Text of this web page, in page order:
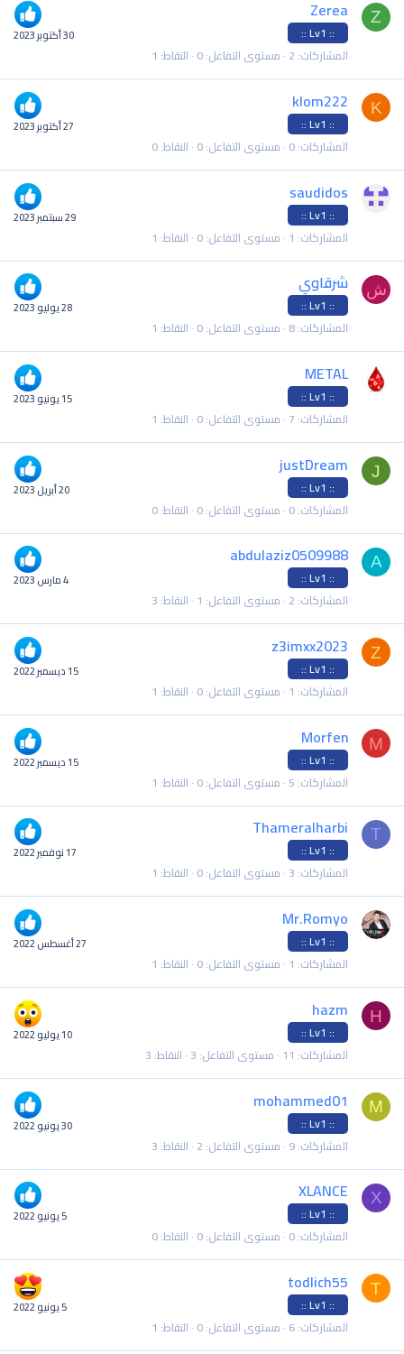
Z
30 أكتوبر 2023
Zerea
:: Lv1 ::
المشاركات 2 مستوى التفاعل 0 النقاط 1
K
27 أكتوبر 2023
klom222
:: Lv1 ::
المشاركات 0 مستوى التفاعل 0 النقاط 0
29 سبتمبر 2023
saudidos
:: Lv1 ::
المشاركات 1 مستوى التفاعل 0 النقاط 1
ش
28 يوليو 2023
شرقاوي
:: Lv1 ::
المشاركات 8 مستوى التفاعل 0 النقاط 1
15 يونيو 2023
METAL
:: Lv1 ::
المشاركات 7 مستوى التفاعل 0 النقاط 1
J
20 أبريل 2023
justDream
:: Lv1 ::
المشاركات 0 مستوى التفاعل 0 النقاط 0
A
4 مارس 2023
abdulaziz0509988
:: Lv1 ::
المشاركات 2 مستوى التفاعل 1 النقاط 3
Z
15 ديسمبر 2022
z3imxx2023
:: Lv1 ::
المشاركات 1 مستوى التفاعل 0 النقاط 1
M
15 ديسمبر 2022
Morfen
:: Lv1 ::
المشاركات 5 مستوى التفاعل 0 النقاط 1
T
17 نوفمبر 2022
Thameralharbi
:: Lv1 ::
المشاركات 3 مستوى التفاعل 0 النقاط 1
27 أغسطس 2022
Mr.Romyo
:: Lv1 ::
المشاركات 1 مستوى التفاعل 0 النقاط 1
H
10 يوليو 2022
hazm
:: Lv1 ::
المشاركات 11 مستوى التفاعل 3 النقاط 3
M
30 يونيو 2022
mohammed01
:: Lv1 ::
المشاركات 9 مستوى التفاعل 2 النقاط 3
X
5 يونيو 2022
XLANCE
:: Lv1 ::
المشاركات 0 مستوى التفاعل 0 النقاط 0
T
5 يونيو 2022
todlich55
:: Lv1 ::
المشاركات 6 مستوى التفاعل 0 النقاط 1